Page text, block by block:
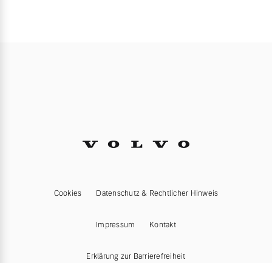
Cookies Datenschutz & Rechtlicher Hinweis
Impressum Kontakt
Erklärung zur Barrierefreiheit